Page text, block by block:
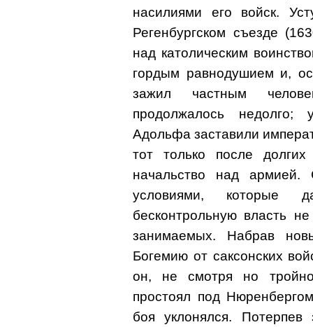
насилиями его войск.
Регенбургском съезде
над католическим
гордым равнодушием и,
зажил частным
продолжалось недолго;
Адольфа заставили
тот только после
начальство над армией.
условиями, которые
бесконтрольную власть
занимаемых. Набрав
Богемию от саксонских
он, не смотря но
простоял под
боя уклонялся.